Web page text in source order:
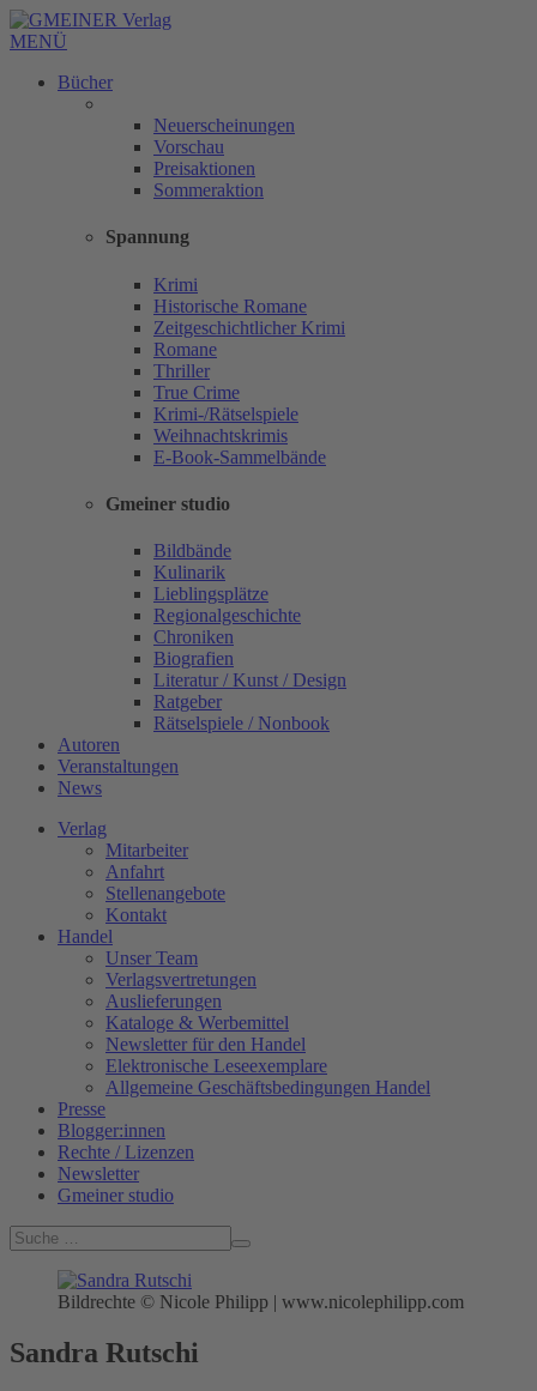
MENÜ
Bücher
Neuerscheinungen
Vorschau
Preisaktionen
Sommeraktion
Spannung
Krimi
Historische Romane
Zeitgeschichtlicher Krimi
Romane
Thriller
True Crime
Krimi-/Rätselspiele
Weihnachtskrimis
E-Book-Sammelbände
Gmeiner studio
Bildbände
Kulinarik
Lieblingsplätze
Regionalgeschichte
Chroniken
Biografien
Literatur / Kunst / Design
Ratgeber
Rätselspiele / Nonbook
Autoren
Veranstaltungen
News
Verlag
Mitarbeiter
Anfahrt
Stellenangebote
Kontakt
Handel
Unser Team
Verlagsvertretungen
Auslieferungen
Kataloge & Werbemittel
Newsletter für den Handel
Elektronische Leseexemplare
Allgemeine Geschäftsbedingungen Handel
Presse
Blogger:innen
Rechte / Lizenzen
Newsletter
Gmeiner studio
Bildrechte © Nicole Philipp | www.nicolephilipp.com
Sandra Rutschi